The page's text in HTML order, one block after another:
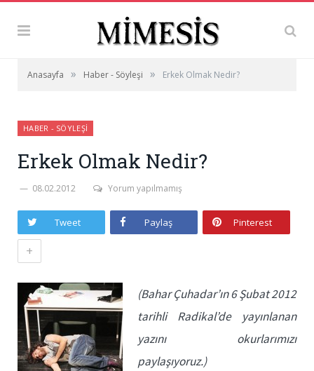
Anasayfa » Haber - Söyleşi » Erkek Olmak Nedir?
HABER - SÖYLEŞI
Erkek Olmak Nedir?
08.02.2012 Yorum yapılmamış
Tweet Paylaş Pinterest
+
(Bahar Çuhadar’ın 6 Şubat 2012
tarihli Radikal’de yayınlanan
yazını okurlarımızı
paylaşıyoruz.)